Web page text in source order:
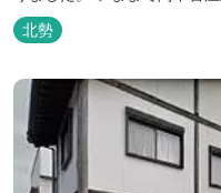
いなべ市に遊びに来られる方
気だった温泉はそのままに、
喜ベース」は、『自...
北勢